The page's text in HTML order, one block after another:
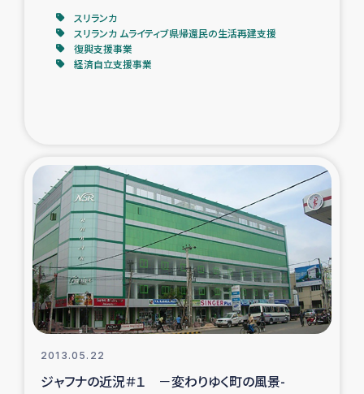
令和6年能登半島地震 緊急支援
タイ国境ミャンマー移民子ども支援
漁民によるマングローブ植林活動
レバノンでのシリア難民への食糧・越冬支援
レバノンにおける緊急支援
レバノンでのシリア難民・レバノン人への農業支援
スリランカ
スリランカ ムライティブ県帰還民の生活再建支援
復興支援事業
経済自立支援事業
2013.05.22
ジャフナの近況＃１ －変わりゆく町の風景-